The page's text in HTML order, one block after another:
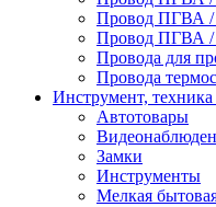
Провод ПГВА
Провод
Провода для
Провода
Инструмент,
Автотовары
Замки
Инструменты
Мелкая